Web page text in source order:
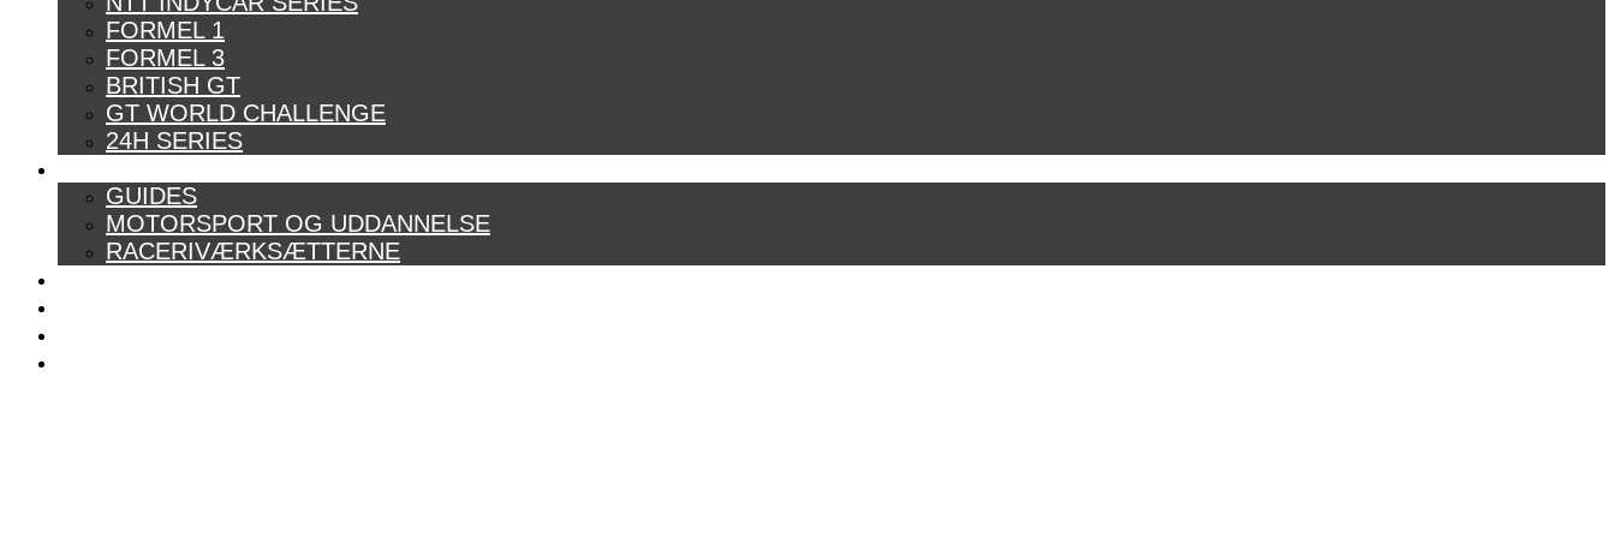
FORMEL 1
FORMEL 3
BRITISH GT
GT WORLD CHALLENGE
24H SERIES
GUIDES
MOTORSPORT OG UDDANNELSE
RACERIVÆRKSÆTTERNE